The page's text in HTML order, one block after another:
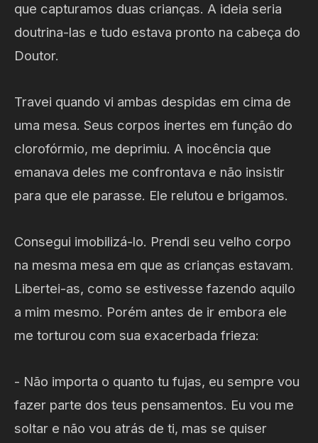
que capturamos duas crianças. A ideia seria
doutrina-las e tudo estava pronto na cabeça do
Doutor.
Travei quando vi ambas despidas em cima de
uma mesa. Seus corpos inertes em função do
clorofórmio, me deprimiu. A inocência que
emanava deles me confrontava e não insistir
para que ele parasse. Ele relutou e brigamos.
Consegui imobilizá-lo. Prendi seu velho corpo
na mesma mesa em que as crianças estavam.
Libertei-as, como se estivesse fazendo aquilo
a mim mesmo. Porém antes de ir embora ele
me torturou com sua exacerbada frieza:
- Não importa o quanto tu fujas, eu sempre vou
fazer parte dos teus pensamentos. Eu vou me
soltar e não vou atrás de ti, mas se quiser